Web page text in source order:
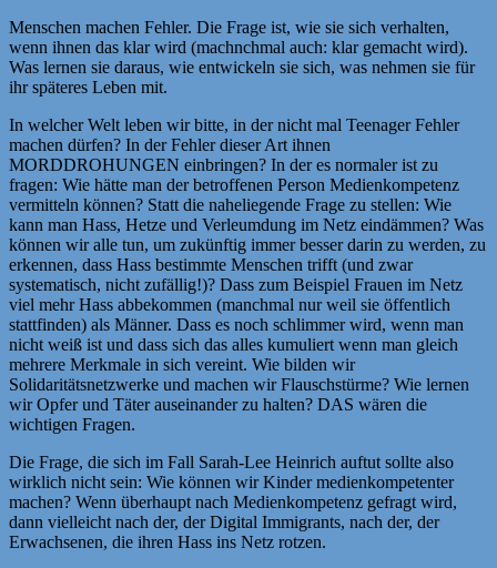
Menschen machen Fehler. Die Frage ist, wie sie sich verhalten,
wenn ihnen das klar wird (machnchmal auch: klar gemacht wird).
Was lernen sie daraus, wie entwickeln sie sich, was nehmen sie für
ihr späteres Leben mit.
In welcher Welt leben wir bitte, in der nicht mal Teenager Fehler
machen dürfen? In der Fehler dieser Art ihnen
MORDDROHUNGEN einbringen? In der es normaler ist zu
fragen: Wie hätte man der betroffenen Person Medienkompetenz
vermitteln können? Statt die naheliegende Frage zu stellen: Wie
kann man Hass, Hetze und Verleumdung im Netz eindämmen? Was
können wir alle tun, um zukünftig immer besser darin zu werden, zu
erkennen, dass Hass bestimmte Menschen trifft (und zwar
systematisch, nicht zufällig!)? Dass zum Beispiel Frauen im Netz
viel mehr Hass abbekommen (manchmal nur weil sie öffentlich
stattfinden) als Männer. Dass es noch schlimmer wird, wenn man
nicht weiß ist und dass sich das alles kumuliert wenn man gleich
mehrere Merkmale in sich vereint. Wie bilden wir
Solidaritätsnetzwerke und machen wir Flauschstürme? Wie lernen
wir Opfer und Täter auseinander zu halten? DAS wären die
wichtigen Fragen.
Die Frage, die sich im Fall Sarah-Lee Heinrich auftut sollte also
wirklich nicht sein: Wie können wir Kinder medienkompetenter
machen? Wenn überhaupt nach Medienkompetenz gefragt wird,
dann vielleicht nach der, der Digital Immigrants, nach der, der
Erwachsenen, die ihren Hass ins Netz rotzen.